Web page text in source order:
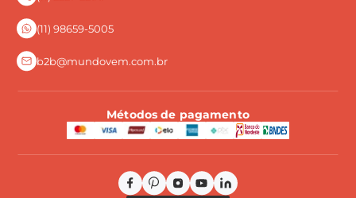
Perguntas Frequentes
(11) 98659-5005
b2b@mundovem.com.br
Métodos de pagamento